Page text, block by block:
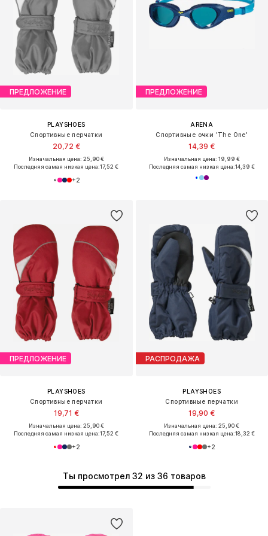
ПРЕДЛОЖЕНИЕ
PLAYSHOES
Спортивные перчатки
20,72 €
Изначальная цена: 25,90 €
Последняя самая низкая цена:17,52 €
+2
ПРЕДЛОЖЕНИЕ
ARENA
Спортивные очки 'The One'
14,39 €
Изначальная цена: 19,99 €
Последняя самая низкая цена:14,39 €
ПРЕДЛОЖЕНИЕ
PLAYSHOES
Спортивные перчатки
19,71 €
Изначальная цена: 25,90 €
Последняя самая низкая цена:17,52 €
+2
РАСПРОДАЖА
PLAYSHOES
Спортивные перчатки
19,90 €
Изначальная цена: 25,90 €
Последняя самая низкая цена:18,32 €
+2
Ты просмотрел 32 из 36 товаров